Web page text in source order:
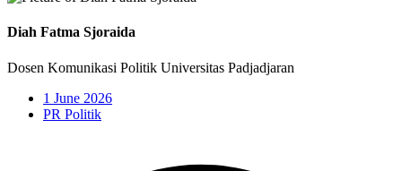
Diah Fatma Sjoraida
Dosen Komunikasi Politik Universitas Padjadjaran
1 June 2026
PR Politik